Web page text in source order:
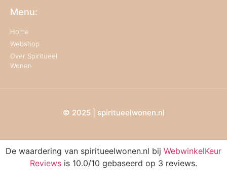
Menu:
Home
Webshop
Over Spiritueel
Wonen
© 2025 | spiritueelwonen.nl
De waardering van spiritueelwonen.nl bij WebwinkelKeur
Reviews is 10.0/10 gebaseerd op 3 reviews.